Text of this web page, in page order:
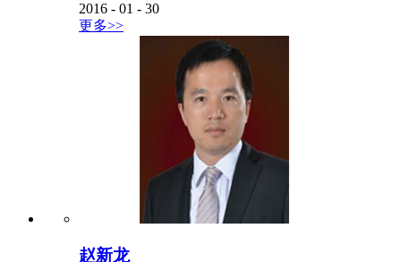
2016 - 01 - 30
更多>>
赵新龙